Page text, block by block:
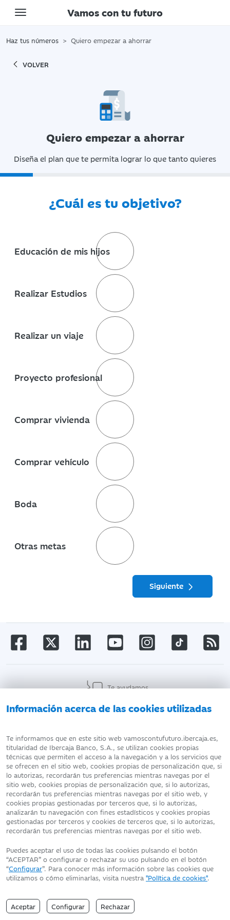
Información acerca de las cookies utilizadas
Te informamos que en este sitio web vamoscontufuturo.ibercaja.es,
titularidad de Ibercaja Banco, S.A., se utilizan cookies propias
técnicas que permiten el acceso a la navegación y a los servicios que
se ofrecen en el sitio web, cookies propias de personalización que, si
lo autorizas, recordarán tus preferencias mientras navegas por el
sitio web, cookies propias de personalización que, si lo autorizas,
recordarán tus preferencias mientras navegas por el sitio web, y
cookies propias gestionadas por terceros que, si lo autorizas,
analizarán tu navegación con fines estadísticos y cookies propias
gestionadas por terceros y cookies de terceros que, si lo autorizas,
recordarán tus preferencias mientras navegas por el sitio web.
Puedes aceptar el uso de todas las cookies pulsando el botón
“ACEPTAR” o configurar o rechazar su uso pulsando en el botón
“Configurar”. Para conocer más información sobre las cookies que
utilizamos o cómo eliminarlas, visita nuestra "Política de cookies".
Aceptar Configurar Rechazar
Toggle navigation
Vamos con tu futuro
Haz tus números Quiero empezar a ahorrar
VOLVER
Quiero empezar a ahorrar
Diseña el plan que te permita lograr lo que tanto quieres
¿Cuál es tu objetivo?
Educación de mis hijos
Realizar Estudios
Realizar un viaje
Proyecto profesional
Comprar vivienda
Comprar vehículo
Boda
Otras metas
Siguiente
Te ayudamos
DATOS PERSONALES POLÍTICA DE COOKIES
Fecha de edición: 08/08/2026
©Ibercaja Banco, S.A. - IBERCAJA - NIF. A-99319030 R.M. de
Zaragoza (T.3865. F.1. H.Z.-52186, Inscripc.1º)
España con el código 2085.
Domicilio social: Plaza de Basilio Paraíso, 2. 50008-Zaragoza.